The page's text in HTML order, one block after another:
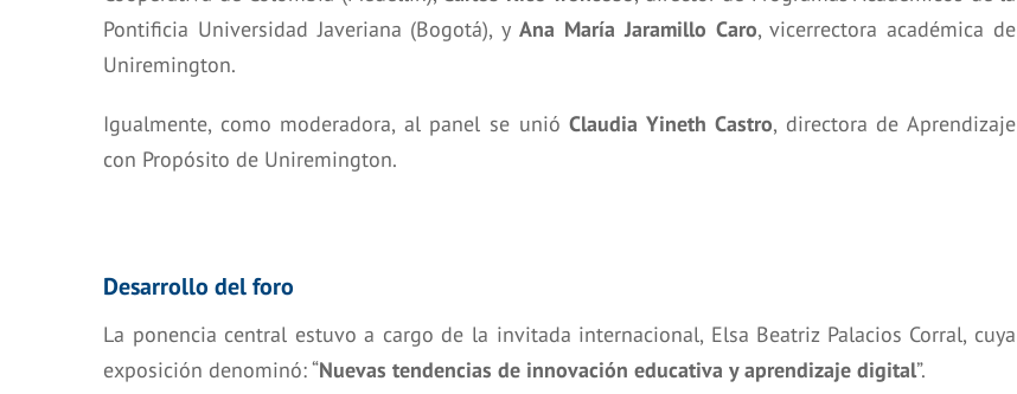
Pontificia Universidad Javeriana (Bogotá), yAna María Jaramillo Caro, vicerrectora académica de
Uniremington.
Igualmente, como moderadora, al panel se unióClaudia Yineth Castro, directora de Aprendizaje
con Propósito de Uniremington.
Desarrollo del foro
La ponencia central estuvo a cargo de la invitada internacional, Elsa Beatriz Palacios Corral, cuya
exposición denominó: “Nuevas tendencias de innovación educativa y aprendizaje digital”.